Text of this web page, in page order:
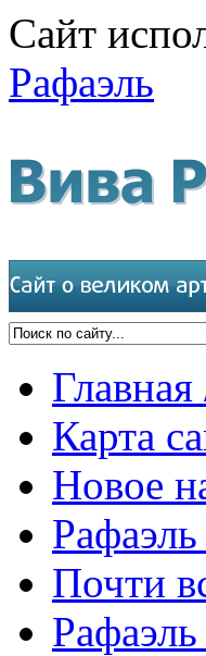
Сайт
Рафаэль
Карта
Новое
Почти